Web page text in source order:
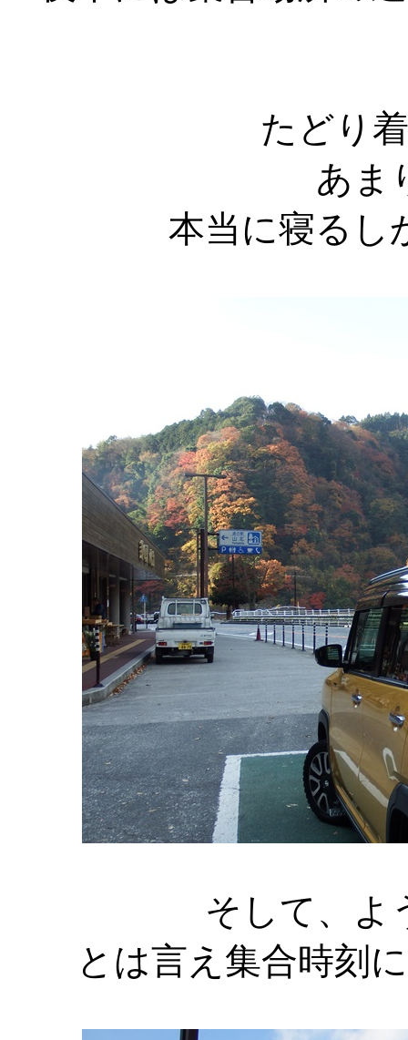
たどり
あま
本当に寝るし
そして、よ
とは言え集合時刻